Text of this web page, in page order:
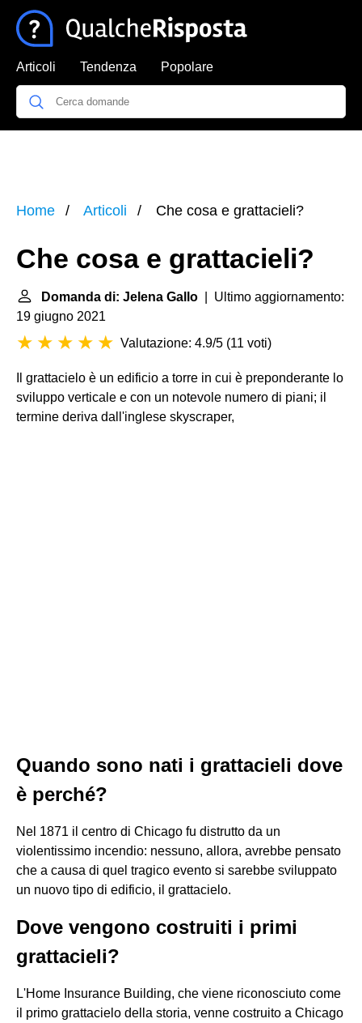
Articoli Tendenza Popolare
Home Articoli Che cosa e grattacieli?
Che cosa e grattacieli?
Domanda di: Jelena Gallo | Ultimo aggiornamento:
19 giugno 2021
Valutazione: 4.9/5 (11 voti)
Il grattacielo è un edificio a torre in cui è preponderante lo
sviluppo verticale e con un notevole numero di piani; il
termine deriva dall'inglese skyscraper,
Quando sono nati i grattacieli dove
è perché?
Nel 1871 il centro di Chicago fu distrutto da un
violentissimo incendio: nessuno, allora, avrebbe pensato
che a causa di quel tragico evento si sarebbe sviluppato
un nuovo tipo di edificio, il grattacielo.
Dove vengono costruiti i primi
grattacieli?
L'Home Insurance Building, che viene riconosciuto come
il primo grattacielo della storia, venne costruito a Chicago